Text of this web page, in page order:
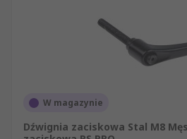
W magazynie
Dźwignia zaciskowa Stal M8